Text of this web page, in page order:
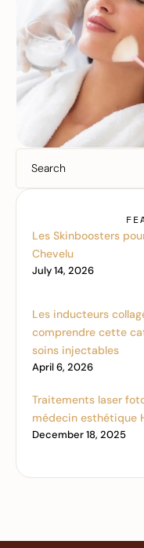
Les Skinboosters
Chevelu
July 14, 2026
Les inducteurs
comprendre cette
soins injectables
April 6, 2026
Traitements laser
médecin esthétique
December 18, 2025